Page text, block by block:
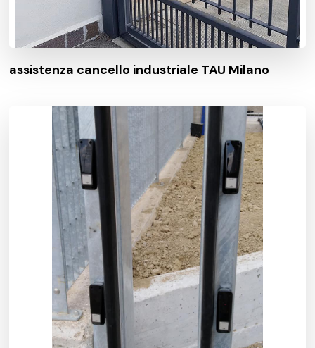
assistenza cancello industriale TAU Milano